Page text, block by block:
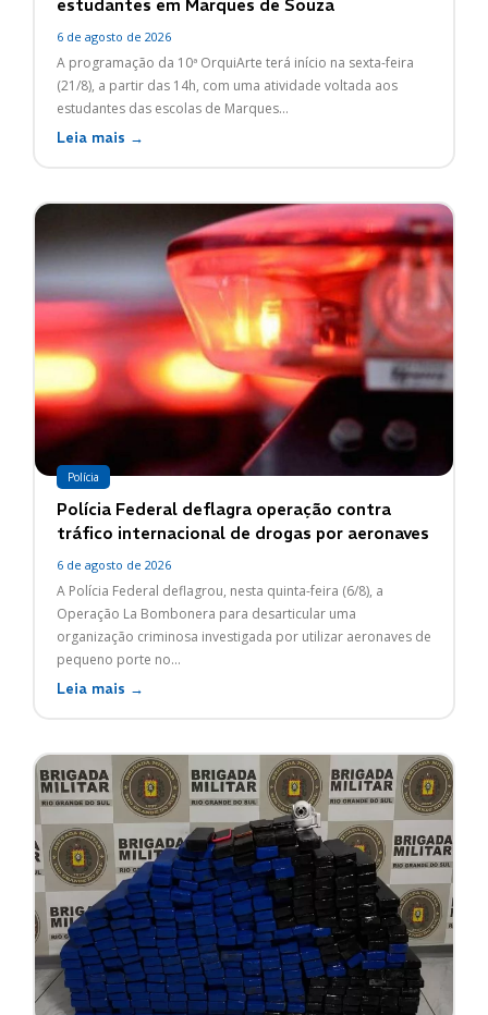
estudantes em Marques de Souza
6 de agosto de 2026
A programação da 10ª OrquiArte terá início na sexta-feira
(21/8), a partir das 14h, com uma atividade voltada aos
estudantes das escolas de Marques...
Leia mais →
Polícia
Polícia Federal deflagra operação contra
tráfico internacional de drogas por aeronaves
6 de agosto de 2026
A Polícia Federal deflagrou, nesta quinta-feira (6/8), a
Operação La Bombonera para desarticular uma
organização criminosa investigada por utilizar aeronaves de
pequeno porte no...
Leia mais →